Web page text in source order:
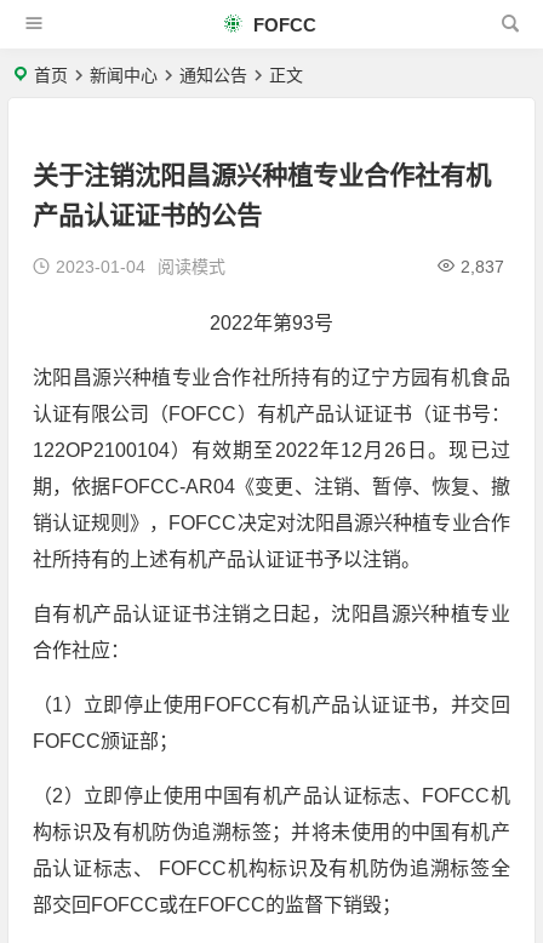
FOFCC
首页 新闻中心 通知公告 正文
关于注销沈阳昌源兴种植专业合作社有机
产品认证证书的公告
2023-01-04 2,837
阅读模式
2022年第93号
沈阳昌源兴种植专业合作社所持有的辽宁方园有机食品
认证有限公司（FOFCC）有机产品认证证书（证书号：
122OP2100104）有效期至2022年12月26日。现已过
期，依据FOFCC-AR04《变更、注销、暂停、恢复、撤
销认证规则》，FOFCC决定对沈阳昌源兴种植专业合作
社所持有的上述有机产品认证证书予以注销。
自有机产品认证证书注销之日起，沈阳昌源兴种植专业
合作社应：
（1）立即停止使用FOFCC有机产品认证证书，并交回
FOFCC颁证部；
（2）立即停止使用中国有机产品认证标志、FOFCC机
构标识及有机防伪追溯标签；并将未使用的中国有机产
品认证标志、 FOFCC机构标识及有机防伪追溯标签全
部交回FOFCC或在FOFCC的监督下销毁；